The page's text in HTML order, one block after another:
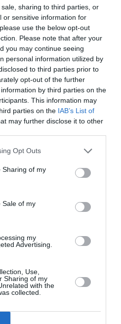
sharing to third parties, or
or sensitive information for
use the below opt-out
Please note that after your
you may continue seeing
personal information utilized by
to third parties prior to
opt-out of the further
by third parties on the
This information may
parties on the IAB’s List of
may further disclose it to other
Opt Outs
Sharing of my
Sale of my
my
Advertising.
Use,
Sharing of my
with the
collected.